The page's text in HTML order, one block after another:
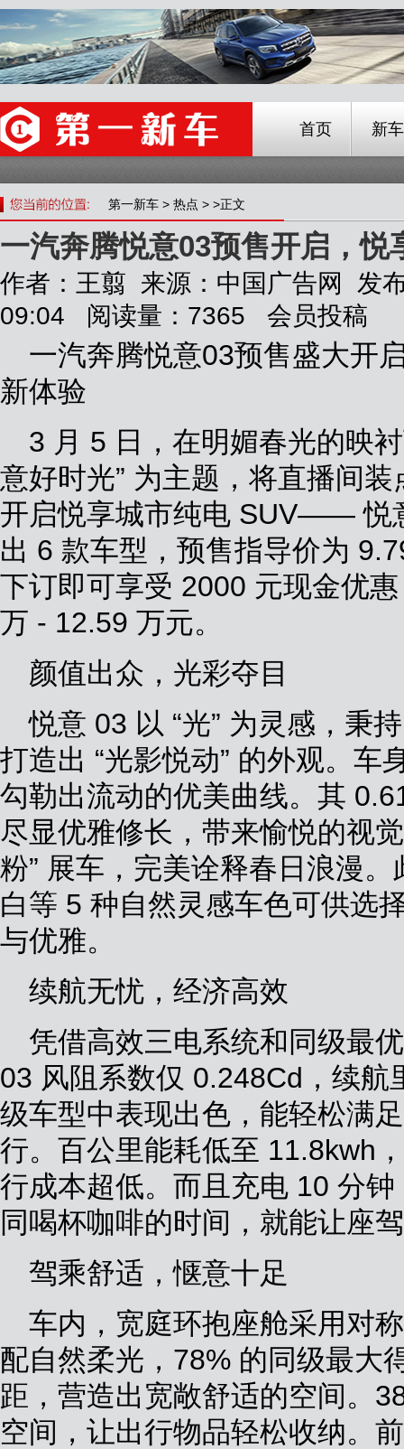
首页 新车
第一新车 > 热点 > >正文
一汽奔腾悦意03预售开启，悦
作者：王翦 来源：中国广告网 发
09:04 阅读量：7365 会员投稿
一汽奔腾悦意03预售盛大开
新体验
3 月 5 日，在明媚春光的映
意好时光” 为主题，将直播间
开启悦享城市纯电 SUV—— 悦
出 6 款车型，预售指导价为
下订即可享受 2000 元现金优
万 - 12.59 万元。
颜值出众，光彩夺目
悦意 03 以 “光” 为灵感，秉
打造出 “光影悦动” 的外观。车
勾勒出流动的优美曲线。其
尽显优雅修长，带来愉悦的视
粉” 展车，完美诠释春日浪漫
白等 5 种自然灵感车色可供选
与优雅。
续航无忧，经济高效
凭借高效三电系统和同级最
03 风阻系数仅 0.248Cd，续航
级车型中表现出色，能轻松满
行。百公里能耗低至 11.8kwh
行成本超低。而且充电 10 分
同喝杯咖啡的时间，就能让座
驾乘舒适，惬意十足
车内，宽庭环抱座舱采用对
配自然柔光，78% 的同级最大
距，营造出宽敞舒适的空间。
空间，让出行物品轻松收纳。